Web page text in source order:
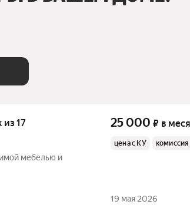
из 17
мебелью и
25 000 ₽ в
цена с КУ
19 мая 2026